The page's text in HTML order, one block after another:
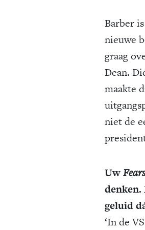
Barber
nieuwe
graag
Dean.
maakte
niet de
Uw
geluid
‘In de